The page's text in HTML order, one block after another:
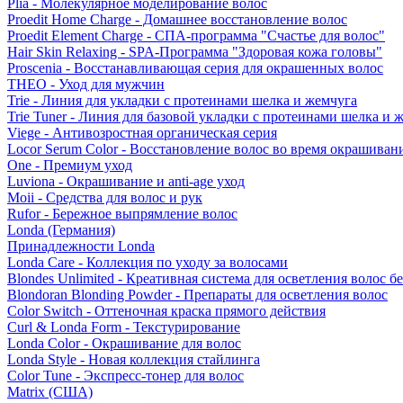
Plia - Молекулярное моделирование волос
Proedit Home Charge - Домашнее восстановление волос
Proedit Element Charge - СПА-программа "Счастье для волос"
Hair Skin Relaxing - SPA-Программа "Здоровая кожа головы"
Proscenia - Восстанавливающая серия для окрашенных волос
THEO - Уход для мужчин
Trie - Линия для укладки с протеинами шелка и жемчуга
Trie Tuner - Линия для базовой укладки с протеинами шелка и
Viege - Антивозростная органическая серия
Locor Serum Color - Восстановление волос во время
One - Премиум уход
Luviona - Окрашивание и anti-age уход
Moii - Средства для волос и рук
Rufor - Бережное выпрямление волос
Londa (Германия)
Принадлежности Londa
Londa Care - Коллекция по уходу за волосами
Blondes Unlimited - Креативная система для осветления волос
Blondoran Blonding Powder - Препараты для осветления волос
Color Switch - Оттеночная краска прямого действия
Curl & Londa Form - Текстурирование
Londa Color - Окрашивание для волос
Londa Style - Новая коллекция стайлинга
Color Tune - Экспресс-тонер для волос
Matrix (США)